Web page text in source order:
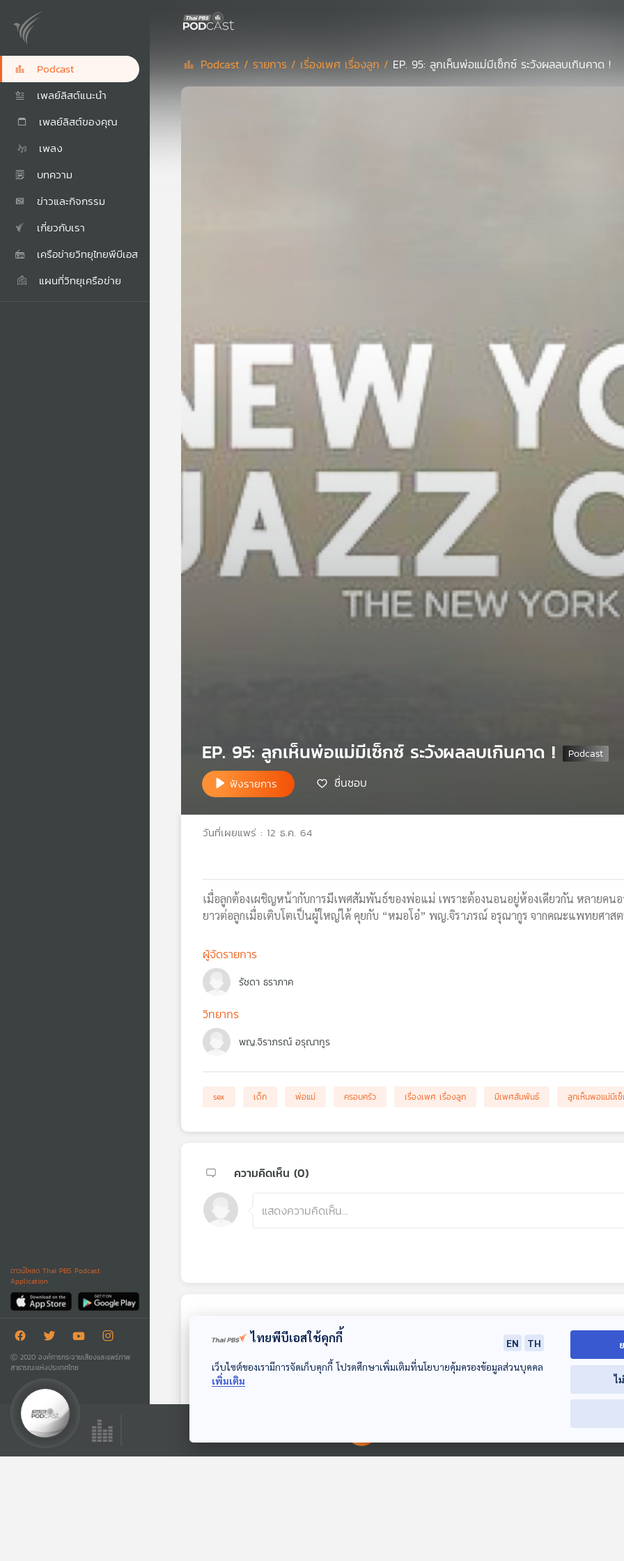
Podcast
เพลย์ลิสต์แนะนำ
เพลย์ลิสต์ของคุณ
เพลง
บทความ
ข่าวและกิจกรรม
เกี่ยวกับเรา
เครือข่ายวิทยุไทยพีบีเอส
แผนที่วิทยุเครือข่าย
ดาวน์โหลด Thai PBS Podcast
Application
Ⓒ 2020 องค์การกระจายเสียงและแพร่ภาพ
สาธารณะแห่งประเทศไทย
Podcast / รายการ / เรื่องเพศ เรื่องลูก / EP. 95: ลูกเห็นพ่อแม่มีเซ็กซ์ ระวังผลลบเกินคาด !
EP. 95: ลูกเห็นพ่อแม่มีเซ็กซ์ ระวังผลลบเกินคาด !
ฟังรายการ ชื่นชอบ
วันที่เผยแพร่ : 12 ธ.ค. 64
เมื่อลูกต้องเผชิญหน้ากับการมีเพศสัมพันธ์ของพ่อแม่ เพราะต้องนอนอยู่ห้องเดียวกัน หลายคนอ
ยาวต่อลูกเมื่อเติบโตเป็นผู้ใหญ่ได้ คุยกับ “หมอโอ๋” พญ.จิราภรณ์ อรุณากูร จากคณะแพทยศาส
ผู้จัดรายการ
รัชดา ธราภาค
วิทยากร
พญ.จิราภรณ์ อรุณากูร
sex เด็ก พ่อแม่ ครอบครัว เรื่องเพศ เรื่องลูก มีเพศสัมพันธ์ ลูกเห็นพอแม่มีเ
ความคิดเห็น (0)
EP. 97: ระวัง! สื่อโป๊
00:00:00
ไทยพีบีเอสใช้คุกกี้ EN
TH
เว็บไซต์ของเรามีการจัดเก็บคุกกี้ โปรดศึกษาเพิ่มเติมที่นโยบายคุ้มครองข้อมูลส่วนบุคคล
เพิ่มเติม
ไ